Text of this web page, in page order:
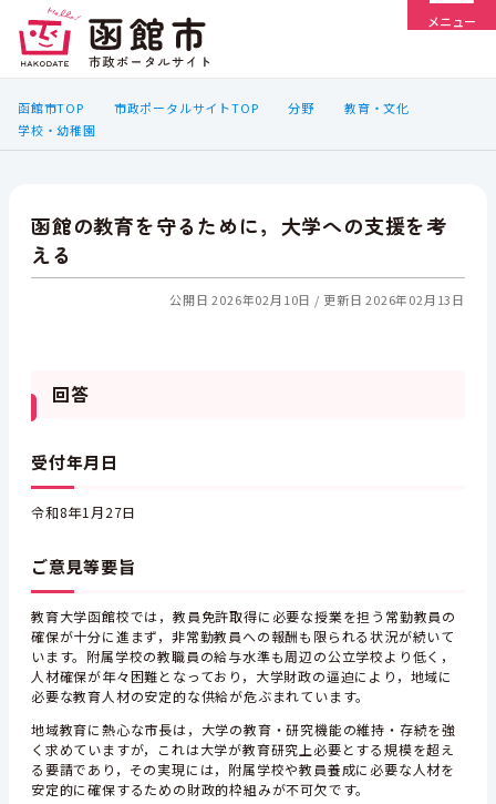
メニュー
函館市TOP 市政ポータルサイトTOP 分野
教育・文化
学校・幼稚園
函館の教育を守るために，大学への支援を考
える
公開日 2026年02月10日 更新日 2026年02月13日
回答
受付年月日
令和8年1月27日
ご意見等要旨
教育大学函館校では，教員免許取得に必要な授業を担う常勤教員の
確保が十分に進まず，非常勤教員への報酬も限られる状況が続いて
います。附属学校の教職員の給与水準も周辺の公立学校より低く，
人材確保が年々困難となっており，大学財政の逼迫により，地域に
必要な教育人材の安定的な供給が危ぶまれています。
地域教育に熱心な市長は，大学の教育・研究機能の維持・存続を強
く求めていますが，これは大学が教育研究上必要とする規模を超え
る要請であり，その実現には，附属学校や教員養成に必要な人材を
安定的に確保するための財政的枠組みが不可欠です。